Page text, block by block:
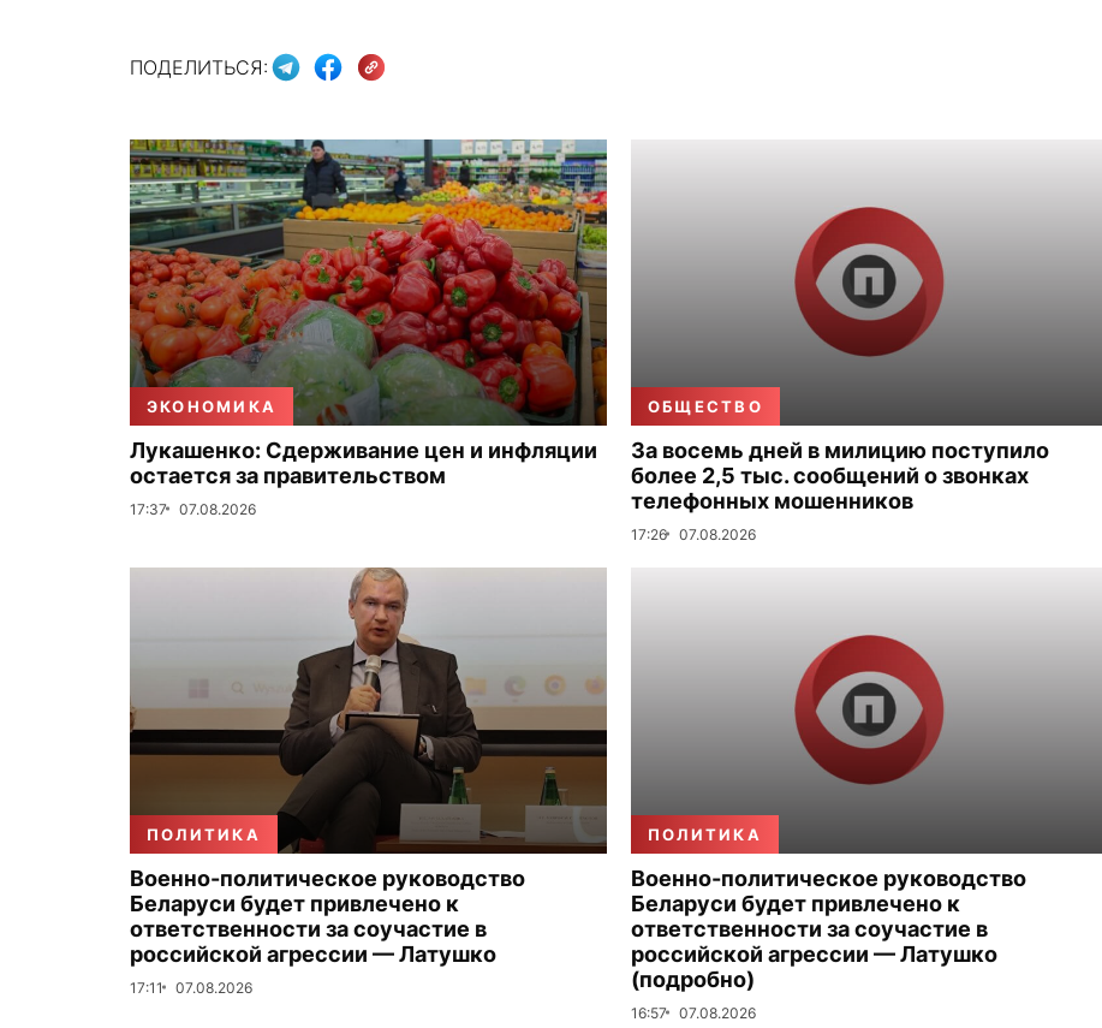
ПОДЕЛИТЬСЯ:
ЭКОНОМИКА
Лукашенко: Сдерживание цен и инфляции
остается за правительством
17:37 07.08.2026
ОБЩЕСТВО
За восемь дней в милицию поступило
более 2,5 тыс. сообщений о звонках
телефонных мошенников
17:26 07.08.2026
ПОЛИТИКА
Военно-политическое руководство
Беларуси будет привлечено к
ответственности за соучастие в
российской агрессии — Латушко
17:11 07.08.2026
ПОЛИТИКА
Военно-политическое руководство
Беларуси будет привлечено к
ответственности за соучастие в
российской агрессии — Латушко
(подробно)
16:57 07.08.2026